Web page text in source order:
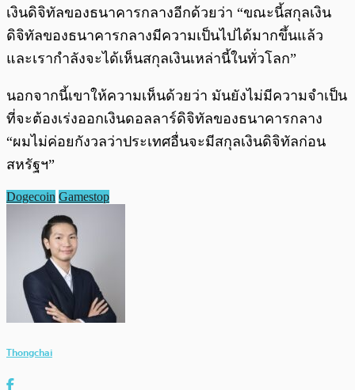
เงินดิจิทัลของธนาคารกลางอีกด้วยว่า “ขณะนี้สกุลเงิน
ดิจิทัลของธนาคารกลางมีความเป็นไปได้มากขึ้นแล้ว
และเรากำลังจะได้เห็นสกุลเงินเหล่านี้ในทั่วโลก”
นอกจากนี้เขาให้ความเห็นด้วยว่า มันยังไม่มีความจำเป็น
ที่จะต้องเร่งออกเงินดอลลาร์ดิจิทัลของธนาคารกลาง
“ผมไม่ค่อยกังวลว่าประเทศอื่นจะมีสกุลเงินดิจิทัลก่อน
สหรัฐฯ”
Dogecoin Gamestop
Thongchai